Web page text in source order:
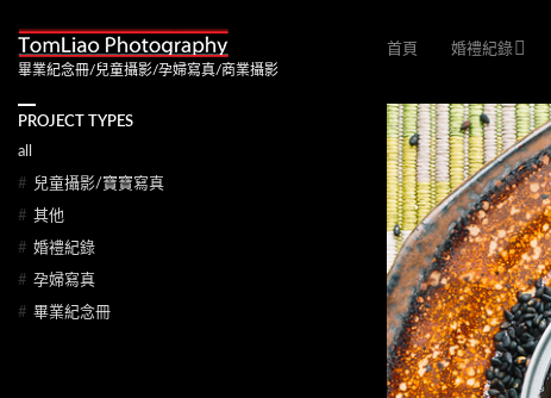
畢業紀念冊/兒童攝影/孕婦寫真/商業攝影
首頁 婚禮紀錄
PROJECT TYPES
all
# 兒童攝影/寶寶寫真
# 其他
# 婚禮紀錄
# 孕婦寫真
# 畢業紀念冊